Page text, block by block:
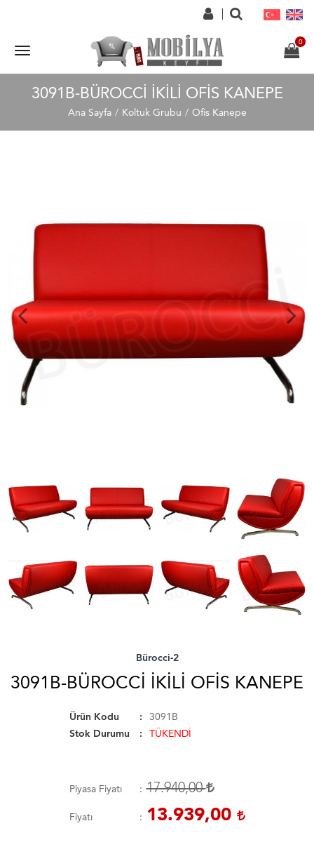
3091B-BÜROCCI İKILI OFIS KANEPE
Ana Sayfa Koltuk Grubu Ofis Kanepe
Bürocci-2
3091B-BÜROCCI İKILI OFIS KANEPE
Ürün Kodu
3091B
Stok Durumu
TÜKENDİ
Piyasa Fiyatı 17.940,00
Fiyatı 13.939,00